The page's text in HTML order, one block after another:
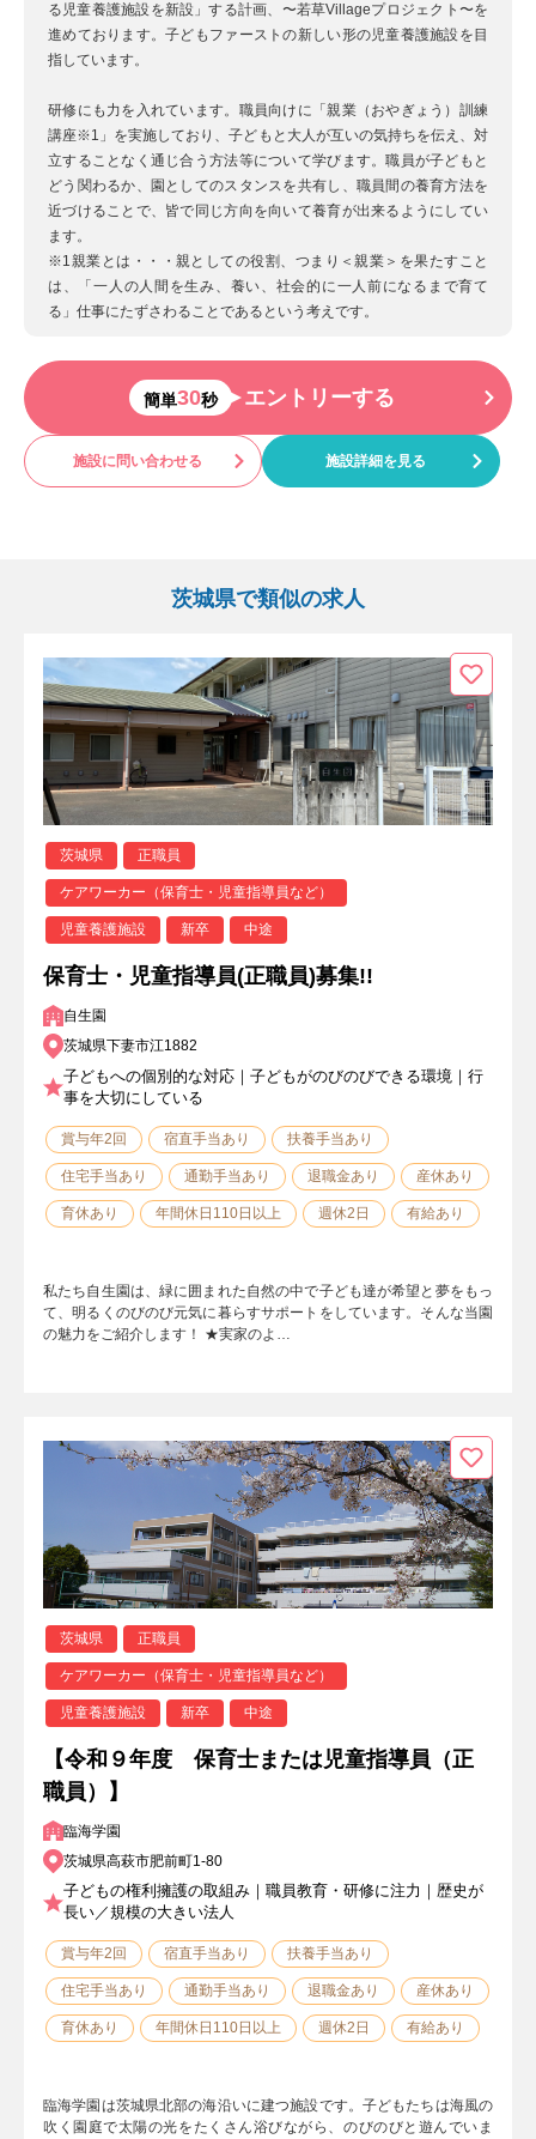
る児童養護施設を新設」する計画、〜若草Villageプロジェクト〜を
進めております。子どもファーストの新しい形の児童養護施設を目
指しています。
研修にも力を入れています。職員向けに「親業（おやぎょう）訓練
講座※1」を実施しており、子どもと大人が互いの気持ちを伝え、対
立することなく通じ合う方法等について学びます。職員が子どもと
どう関わるか、園としてのスタンスを共有し、職員間の養育方法を
近づけることで、皆で同じ方向を向いて養育が出来るようにしてい
ます。
※1親業とは・・・親としての役割、つまり＜親業＞を果たすこと
は、「一人の人間を生み、養い、社会的に一人前になるまで育て
る」仕事にたずさわることであるという考えです。
簡単30秒 エントリーする
施設に問い合わせる 施設詳細を見る
茨城県で類似の求人
茨城県 正職員
ケアワーカー（保育士・児童指導員など）
児童養護施設 新卒 中途
保育士・児童指導員(正職員)募集!!
自生園
茨城県下妻市江1882
子どもへの個別的な対応｜子どもがのびのびできる環境｜行
事を大切にしている
賞与年2回 宿直手当あり 扶養手当あり
住宅手当あり 通勤手当あり 退職金あり 産休あり
育休あり 年間休日110日以上 週休2日 有給あり
私たち自生園は、緑に囲まれた自然の中で子ども達が希望と夢をもっ
て、明るくのびのび元気に暮らすサポートをしています。そんな当園
の魅力をご紹介します！ ★実家のよ…
茨城県 正職員
ケアワーカー（保育士・児童指導員など）
児童養護施設 新卒 中途
【令和９年度 保育士または児童指導員（正
職員）】
臨海学園
茨城県高萩市肥前町1-80
子どもの権利擁護の取組み｜職員教育・研修に注力｜歴史が
長い／規模の大きい法人
賞与年2回 宿直手当あり 扶養手当あり
住宅手当あり 通勤手当あり 退職金あり 産休あり
育休あり 年間休日110日以上 週休2日 有給あり
臨海学園は茨城県北部の海沿いに建つ施設です。子どもたちは海風の
吹く園庭で太陽の光をたくさん浴びながら、のびのびと遊んでいま